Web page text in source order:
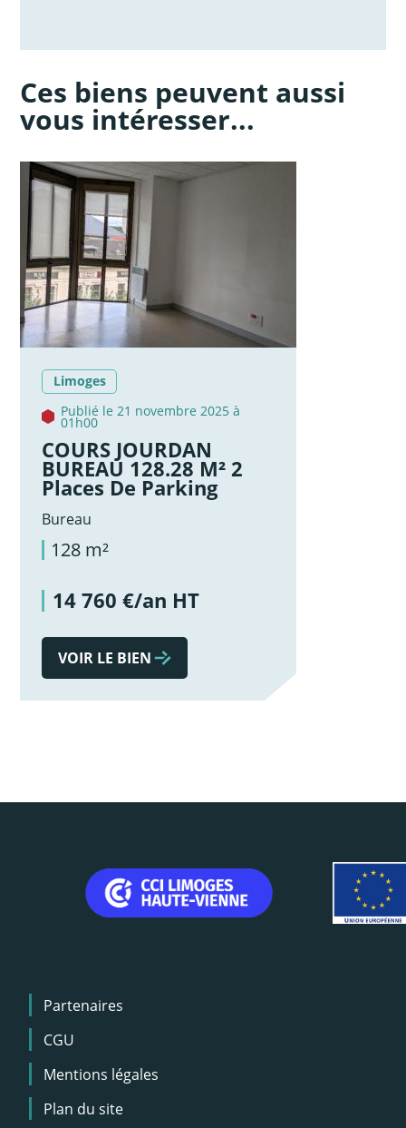
Ces biens peuvent aussi
vous intéresser...
Limoges
Publié le 21 novembre 2025 à
01h00
COURS JOURDAN
BUREAU 128.28 M² 2
Places De Parking
Bureau
128 m²
14 760 €/an HT
VOIR LE BIEN
Menu
Pied
de
page
Partenaires
CGU
Mentions légales
Plan du site